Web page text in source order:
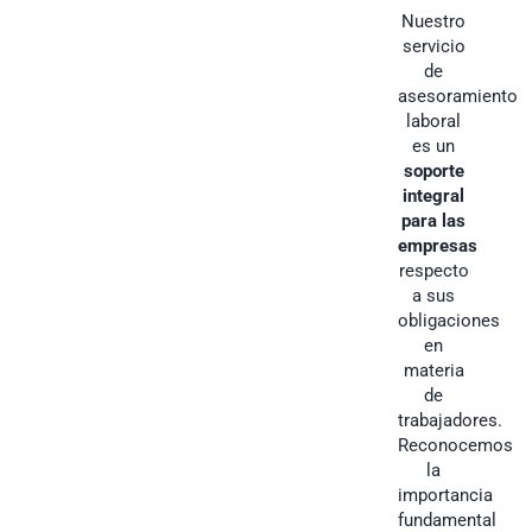
Nuestro
servicio
de
asesoramiento
laboral
es un
soporte
integral
para las
empresas
respecto
a sus
obligaciones
en
materia
de
trabajadores.
Reconocemos
la
importancia
fundamental